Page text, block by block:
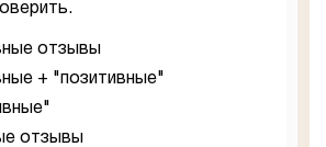
отзывы
+ "позитивные"
отзывы